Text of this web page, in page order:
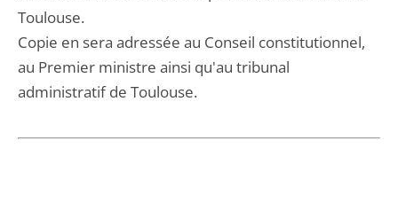
Toulouse.
Copie en sera adressée au Conseil constitutionnel,
au Premier ministre ainsi qu'au tribunal
administratif de Toulouse.